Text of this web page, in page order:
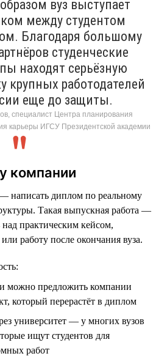
вуз выступает
между студентом
Благодаря большому
студенческие
находят серьёзную
крупных работодателей
еще до защиты.
специалист Центра планирования
карьеры ИГСУ Президентской академии
компании
написать диплом по реальному
Такая выпускная работа —
практическим кейсом,
или работу после окончания вуза.
можно предложить компании
который перерастёт в диплом
университет — у многих вузов
ищут студентов для
работ